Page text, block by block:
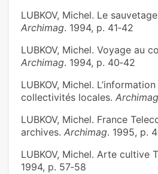
LUBKOV, Michel. Le
Archimag. 1994, p. 41‑42
LUBKOV, Michel. Voyage au
Archimag. 1994, p. 40‑42
LUBKOV, Michel.
collectivités locales. Archimag
LUBKOV, Michel. France
archives. Archimag. 1995, p.
LUBKOV, Michel. Arte cultive
1994, p. 57‑58